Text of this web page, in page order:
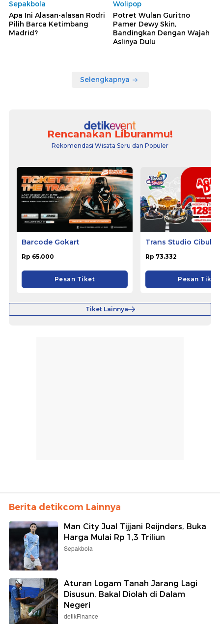
Sepakbola
Apa Ini Alasan-alasan Rodri
Pilih Barca Ketimbang
Madrid?
Wolipop
Potret Wulan Guritno
Pamer Dewy Skin,
Bandingkan Dengan Wajah
Aslinya Dulu
Selengkapnya
Rencanakan Liburanmu!
Rekomendasi Wisata Seru dan Populer
Barcode Gokart
Rp 65.000
Pesan Tiket
Trans Studio
Rp 73.332
Pesan Tiket
Tiket Lainnya
Berita detikcom Lainnya
Man City Jual Tijjani Reijnders, Buka
Harga Mulai Rp 1,3 Triliun
Sepakbola
Aturan Logam Tanah Jarang Lagi
Disusun, Bakal Diolah di Dalam
Negeri
detikFinance